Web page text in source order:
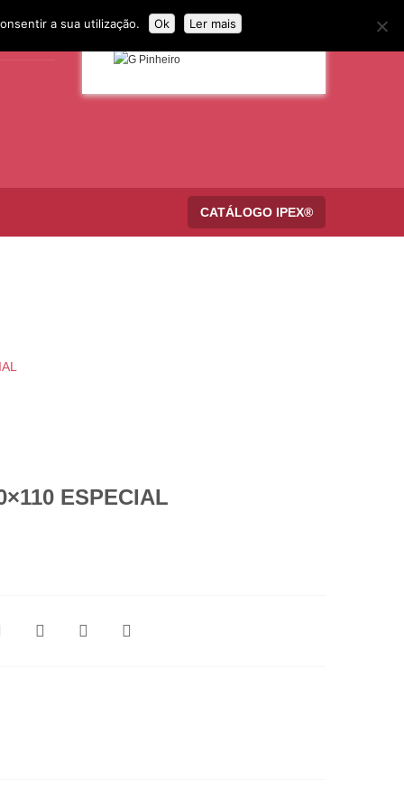
CATÁLOGO IPEX®
ESPECIAL
a sua utilização. Ok Ler mais